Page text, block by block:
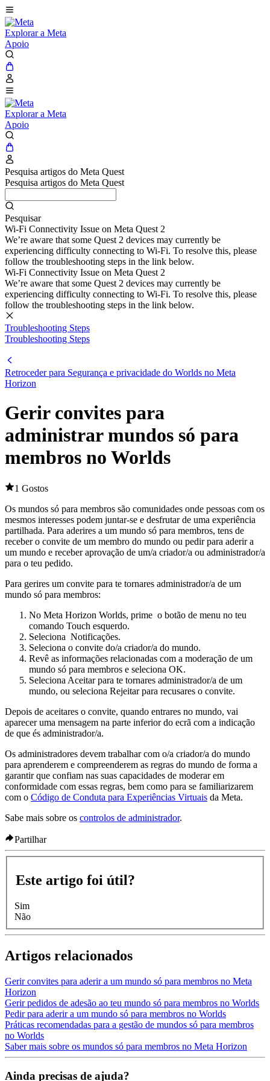
Explorar a Meta
Apoio
Explorar a Meta
Apoio
Pesquisa artigos do Meta Quest
Pesquisa artigos do Meta Quest
Pesquisar
Wi-Fi Connectivity Issue on Meta Quest 2
We’re aware that some Quest 2 devices may currently be
experiencing difficulty connecting to Wi-Fi. To resolve this, please
follow the troubleshooting steps in the link below.
Wi-Fi Connectivity Issue on Meta Quest 2
We’re aware that some Quest 2 devices may currently be
experiencing difficulty connecting to Wi-Fi. To resolve this, please
follow the troubleshooting steps in the link below.
Troubleshooting Steps
Troubleshooting Steps
Retroceder para Segurança e privacidade do Worlds no Meta
Horizon
Gerir convites para
administrar mundos só para
membros no Worlds
1 Gostos
Os mundos só para membros são comunidades onde pessoas com os
mesmos interesses podem juntar-se e desfrutar de uma experiência
partilhada. Para aderires a um mundo só para membros, tens de
receber o convite de um membro do mundo ou pedir para aderir a
um mundo e receber aprovação de um/a criador/a ou administrador/a
para o teu pedido.
Para gerires um convite para te tornares administrador/a de um
mundo só para membros:
No Meta Horizon Worlds, prime o botão de menu no teu
comando Touch esquerdo.
Seleciona Notificações.
Seleciona o convite do/a criador/a do mundo.
Revê as informações relacionadas com a moderação de um
mundo só para membros e seleciona OK.
Seleciona Aceitarpara te tornares administrador/a de um
mundo, ou seleciona Rejeitarpara recusares o convite.
Depois de aceitares o convite, quando entrares no mundo, vai
aparecer uma mensagem na parte inferior do ecrã com a indicação
de que és administrador/a.
Os administradores devem trabalhar com o/a criador/a do mundo
para aprenderem e compreenderem as regras do mundo de forma a
garantir que confiam nas suas capacidades de moderar em
conformidade com essas regras, bem como para se familiarizarem
com o Código de Conduta para Experiências Virtuais da Meta.
Sabe mais sobre os controlos de administrador.
Partilhar
Este artigo foi útil?
Sim
Não
Artigos relacionados
Gerir convites para aderir a um mundo só para membros no Meta
Horizon
Gerir pedidos de adesão ao teu mundo só para membros no Worlds
Pedir para aderir a um mundo só para membros no Worlds
Práticas recomendadas para a gestão de mundos só para membros
no Worlds
Saber mais sobre os mundos só para membros no Meta Horizon
Ainda precisas de ajuda?